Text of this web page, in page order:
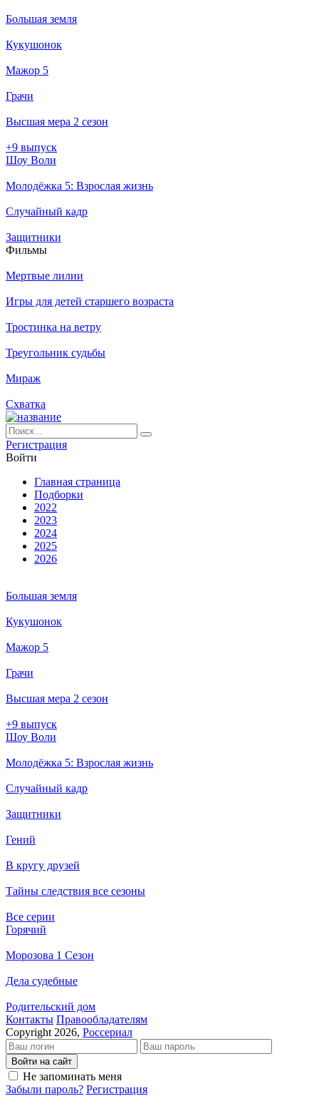
Большая земля
Кукушонок
Мажор 5
Грачи
Высшая мера 2 сезон
+9 выпуск
Шоу Воли
Молодёжка 5: Взрослая жизнь
Случайный кадр
Защитники
Филь­мы
Мертвые лилии
Игры для детей старшего возраста
Тростинка на ветру
Треугольник судьбы
Мираж
Схватка
Ре­ги­ст­ра­ция
Вой­ти
Глав­ная стра­ни­ца
Подборки
2022
2023
2024
2025
2026
Большая земля
Кукушонок
Мажор 5
Грачи
Высшая мера 2 сезон
+9 выпуск
Шоу Воли
Молодёжка 5: Взрослая жизнь
Случайный кадр
Защитники
Гений
В кругу друзей
Тайны следствия все сезоны
Все серии
Горячий
Морозова 1 Сезон
Дела судебные
Родительский дом
Кон­так­ты Пра­во­об­ла­да­те­лям
Copyright 2026, Россериал
Войти на сайт
Не запоминать меня
Забыли пароль? Регистрация